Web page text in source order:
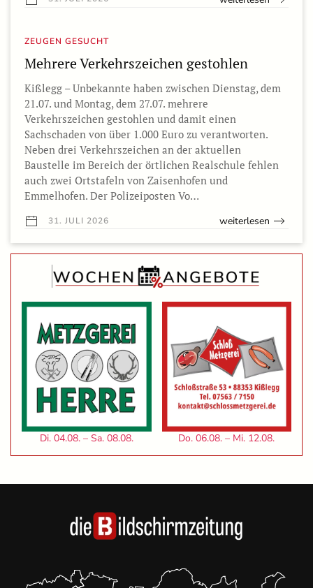
ZEUGEN GESUCHT
Mehrere Verkehrszeichen gestohlen
Kißlegg – Unbekannte haben zwischen Dienstag, dem
21.07. und Montag, dem 27.07. mehrere
Verkehrszeichen gestohlen und damit einen
Sachschaden von über 1.000 Euro zu verantworten.
Neben drei Verkehrszeichen an der aktuellen
Baustelle im Bereich der örtlichen Realschule fehlen
auch zwei Ortstafeln von Zaisenhofen und
Emmelhofen. Der Polizeiposten Vo…
31. JULI 2026 weiterlesen
Di. 04.08. – Sa. 08.08. Do. 06.08. – Mi. 12.08.